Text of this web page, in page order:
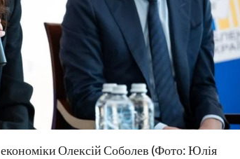
Олексій Соболев (Фото: Юлія